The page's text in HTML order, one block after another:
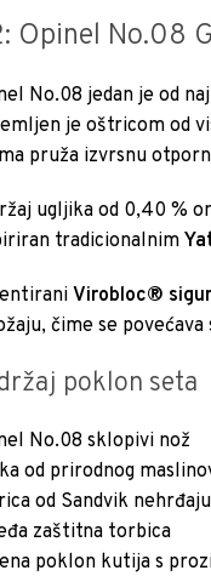
Opinel No.08
No.08 jedan je od
je oštricom od
pruža izvrsnu
ugljika od 0,40 %
tradicionalnim
Virobloc®
čime se
poklon seta
No.08 sklopivi nož
od prirodnog
od Sandvik
zaštitna torbica
poklon kutija s